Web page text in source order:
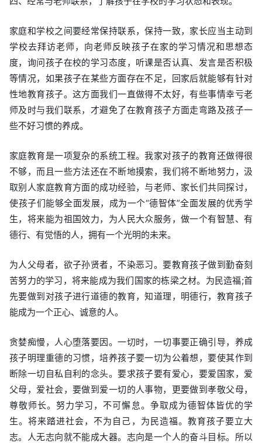
家庭和学校之间要经常保持联系，保持一致，家长应当主动到
学校去拜访老师，向老师反映孩子在家的学习情况和思想态
度，询问孩子在校的学习态度，听课是否认真、发言是否积极
等情况，如果孩子在某些方面存在不足，回家后就能够有针对
性地教育孩子。这方面我们一直做得不太好，有些事情幸亏老
师及时与我们联系，才避免了在教育孩子方面走弯路及孩子一
些不好习惯的养成。
家庭教育是一项复杂的系统工程。我家对孩子的教育还做得很
不够，而且一些方法还在不断地摸索，我们将不断地努力，汲
取别人家庭教育方面的成功经验，与老师、家长们共同探讨，
使孩子们能够全面发展，成为一个“德智体”全面发展的优秀学
生，将来能为祖国效力，为人民大众服务，做一个有智慧、有
德行、有觉悟的人，拥有一个光明的未来。
为人父母者，欲子孙贤者，不染恶习。要教育孩子做到勤奋刻
苦努力的学习，将来能成为我们国家的栋梁之材。为民造福;首
先要做到对孩子进行道德的教育，知道理，明德行，教育孩子
能成为一个正心、诚意的人。
贪婪痴慢，人心堕落要因。一切时，一切事要正确引导，养成
孩子明理重德的习惯，培养孩子要一切为公着想，要使其作到
断除一切自私自利的念头。要求孩子要有爱心，要爱国家，爱
父母，爱社会，要做到爱一切的人事物，更要做到孝敬父母，
尊敬师长。努力学习，不可懈怠。争取成为德智体皆优的学
生。将来踏进社会，不为自己，为民造福。教育孩子要立大
志。人无志向就不能成大器。志向是一个人的奋斗目标。所以